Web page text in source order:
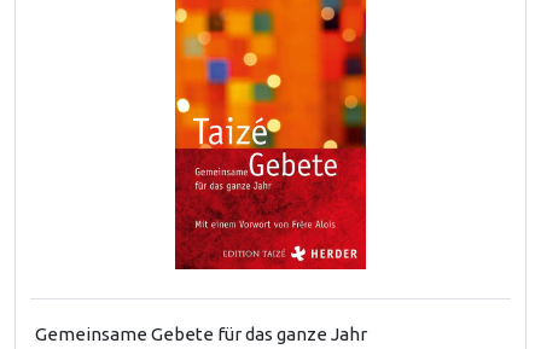
Gemeinsame Gebete für das ganze Jahr